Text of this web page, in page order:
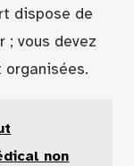
dispose de
; vous devez
non